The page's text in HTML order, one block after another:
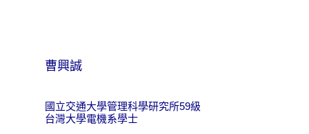
曹興誠
國立交通大學管理科學研究所59級
台灣大學電機系學士